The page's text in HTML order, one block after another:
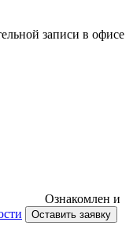
записи в офисе
Ознакомлен и
Оставить заявку